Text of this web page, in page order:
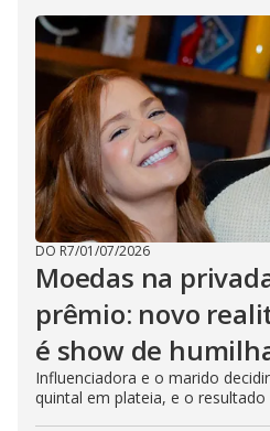
DO R7/01/07/2026
Moedas na
prêmio: novo
é show de
Influenciadora e o marido
quintal em plateia, e o resultado